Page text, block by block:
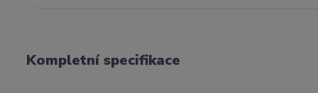
Kompletní specifikace